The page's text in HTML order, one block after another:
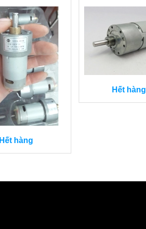
Hết hàng
Hết hàng